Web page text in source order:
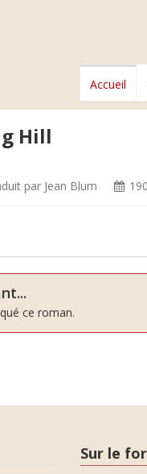
Accueil
Hill
par Jean Blum
ce roman.
Sur le